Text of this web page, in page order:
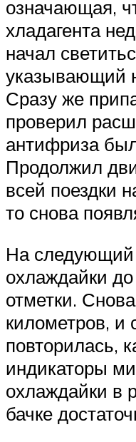
означающая,
хладагента
начал
указывающий
Сразу же
проверил
антифриза
Продолжил
всей поездки
то снова
На следующий
охлаждайки
отметки.
километров, и
повторилась,
индикаторы
охлаждайки в
бачке